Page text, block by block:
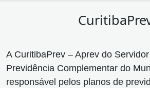
A CuritibaPrev – Aprev do
Previdência Complementar do
responsável pelos planos de